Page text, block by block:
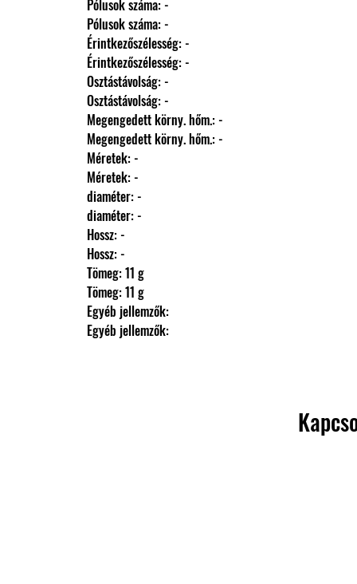
                Pólusok száma: -
                Pólusok száma: -
                Érintkezőszélesség: -
                Érintkezőszélesség: -
                Osztástávolság: -
                Osztástávolság: -
                Megengedett körny. hőm.: -
                Megengedett körny. hőm.: -
                Méretek: -
                Méretek: -
                diaméter: -
                diaméter: -
                Hossz: -
                Hossz: -
                Tömeg: 11 g
                Tömeg: 11 g
                Egyéb jellemzők:
                Egyéb jellemzők: